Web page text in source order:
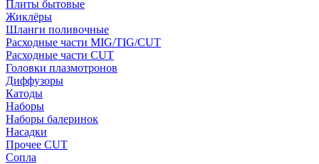
Плиты бытовые
Жиклёры
Шланги поливочные
Расходные части MIG/TIG/CUT
Расходные части CUT
Головки плазмотронов
Диффузоры
Катоды
Наборы
Наборы балеринок
Насадки
Прочее CUT
Сопла